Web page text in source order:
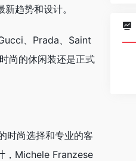
趋势和设计。
、Prada、Saint
尚的休闲装还是正式
时尚选择和专业的客
，Michele Franzese